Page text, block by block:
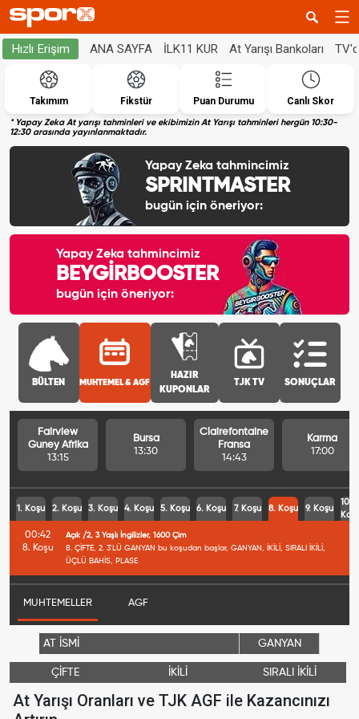
Hızlı Erişim ANA SAYFA İLK11 KUR At Yarışı Bankoları
Takımım Fikstür Puan Durumu Canlı Skor
* Yapay Zeka At yarışı tahminleri ve ekibimizin At Yarışı tahminleri hergün 10:30-
12:30 arasında yayınlanmaktadır.
Yapay Zeka tahmincimiz
SPRINTMASTER
bugün için öneriyor:
Yapay Zeka tahmincimiz
BEYGİRBOOSTER
bugün için öneriyor:
BÜLTEN MUHTEMEL & AGF
HAZIR
KUPONLAR
TJK TV SONUÇLAR
Fairview
Guney Afrika
13:15
Bursa
13:30
Clairefontaine
Fransa
14:43
Karma
17:00
1. Koşu 2. Koşu 3. Koşu 4. Koşu 5. Koşu 6. Koşu 7. Koşu 8. Koşu 9. Koşu
10.
00:42
8. Koşu
Açık /2, 3 Yaşlı İngilizler, 1600 Çim
8. ÇİFTE, 2. 3'LÜ GANYAN bu koşudan başlar, GANYAN, İKİLİ, SIRALI İKİLİ,
ÜÇLÜ BAHİS, PLASE
MUHTEMELLER AGF
AT İSMİ GANYAN
ÇİFTE İKİLİ SIRALI İKİLİ
At Yarışı Oranları ve TJK AGF ile Kazancınızı